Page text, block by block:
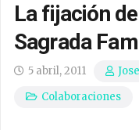
La fijación
Sagrada
5 abril, 2011
Colaboraciones